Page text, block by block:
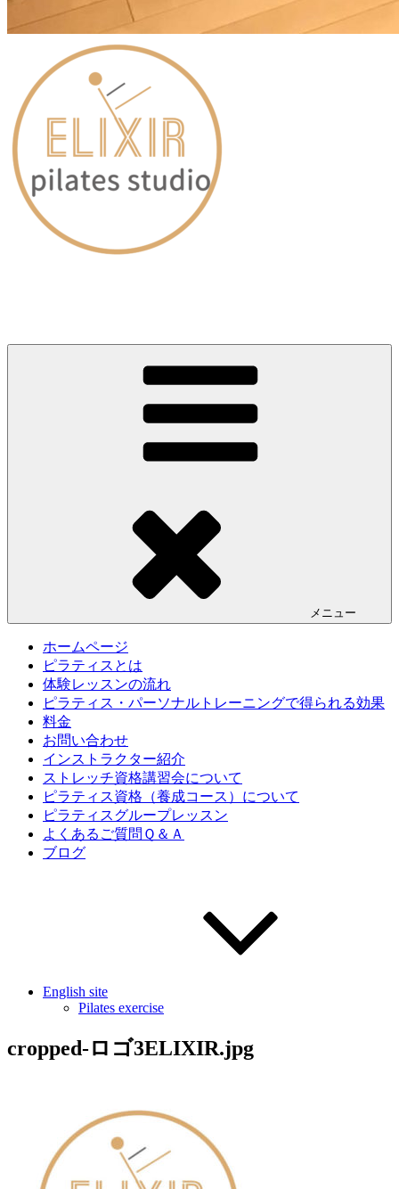
メニュー
ホームページ
ピラティスとは
体験レッスンの流れ
ピラティス・パーソナルトレーニングで得られる効果
料金
お問い合わせ
インストラクター紹介
ストレッチ資格講習会について
ピラティス資格（養成コース）について
ピラティスグループレッスン
よくあるご質問Ｑ＆Ａ
ブログ
English site
Pilates exercise
cropped-ロゴ3ELIXIR.jpg